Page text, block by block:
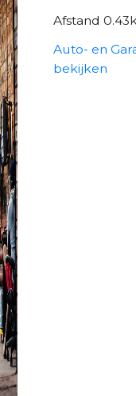
Afstand
Auto- en
bekijken